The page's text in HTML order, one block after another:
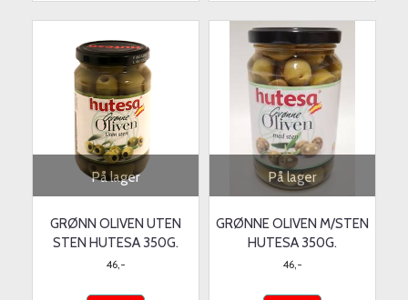
På lager
GRØNN OLIVEN UTEN
STEN HUTESA 350G.
46,-
På lager
GRØNNE OLIVEN M/STEN
HUTESA 350G.
46,-